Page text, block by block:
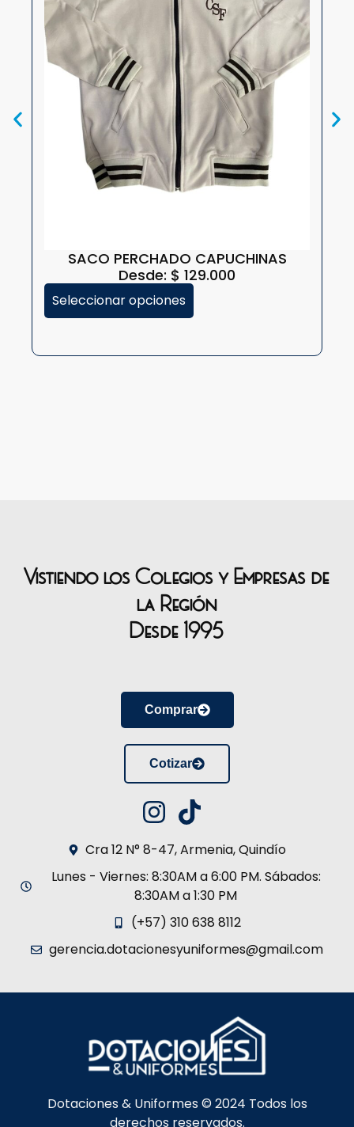
SACO PERCHADO CAPUCHINAS
Desde: $ 129.000
Seleccionar opciones
Vistiendo los Colegios y Empresas de
la Región
Desde 1995
Comprar
Cotizar
Cra 12 N° 8-47, Armenia, Quindío
Lunes - Viernes: 8:30AM a 6:00 PM. Sábados:
8:30AM a 1:30 PM
(+57) 310 638 8112
gerencia.dotacionesyuniformes@gmail.com
Dotaciones & Uniformes © 2024 Todos los
derechos reservados.